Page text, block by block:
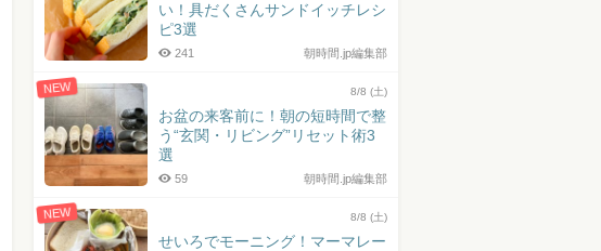
い！具だくさんサンドイッチレシ
ピ3選
朝時間.jp編集部
241
NEW 8/8 (土)
お盆の来客前に！朝の短時間で整
う“玄関・リビング”リセット術3
選
朝時間.jp編集部
59
NEW 8/8 (土)
せいろでモーニング！マーマレー